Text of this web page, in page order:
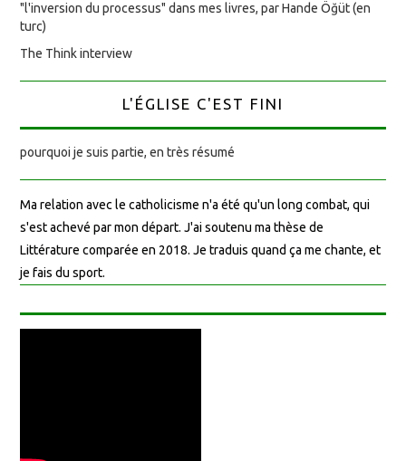
"l'inversion du processus" dans mes livres, par Hande Öğüt (en
turc)
The Think interview
L'ÉGLISE C'EST FINI
pourquoi je suis partie, en très résumé
Ma relation avec le catholicisme n'a été qu'un long combat, qui
s'est achevé par mon départ. J'ai soutenu ma thèse de
Littérature comparée en 2018. Je traduis quand ça me chante, et
je fais du sport.